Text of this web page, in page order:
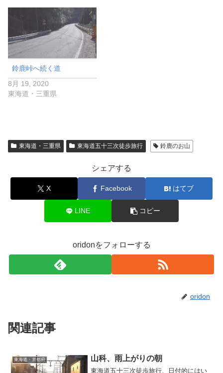
鈴鹿峠へ続く道
8月 19, 2020
東海道・三重県
東海道・三重県 東海道五十三次徒歩旅行 鈴鹿のお山
シェアする
X Facebook はてブ
LINE コピー
oridonをフォローする
oridon
関連記事
東海道・京都府 山科、雨上がりの朝
東海道五十三次徒歩旅行、日付的にはい